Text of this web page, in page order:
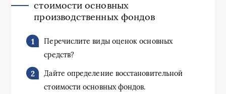
стоимости основных
производственных фондов
Перечислите виды оценок основных
средств?
Дайте определение восстановительной
стоимости основных фондов.